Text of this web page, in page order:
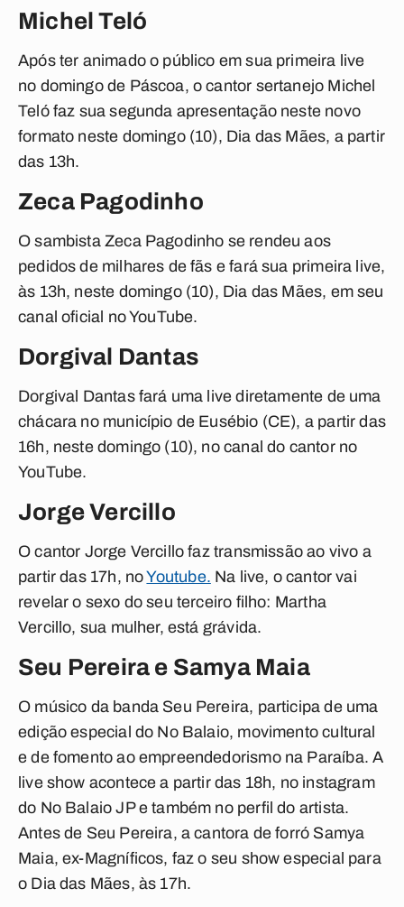
Michel Teló
Após ter animado o público em sua primeira live
no domingo de Páscoa, o cantor sertanejo Michel
Teló faz sua segunda apresentação neste novo
formato neste domingo (10), Dia das Mães, a partir
das 13h.
Zeca Pagodinho
O sambista Zeca Pagodinho se rendeu aos
pedidos de milhares de fãs e fará sua primeira live,
às 13h, neste domingo (10), Dia das Mães, em seu
canal oficial no YouTube.
Dorgival Dantas
Dorgival Dantas fará uma live diretamente de uma
chácara no município de Eusébio (CE), a partir das
16h, neste domingo (10), no canal do cantor no
YouTube.
Jorge Vercillo
O cantor Jorge Vercillo faz transmissão ao vivo a
partir das 17h, noYoutube. Na live, o cantor vai
revelar o sexo do seu terceiro filho: Martha
Vercillo, sua mulher, está grávida.
Seu Pereira e Samya Maia
O músico da banda Seu Pereira, participa de uma
edição especial do No Balaio, movimento cultural
e de fomento ao empreendedorismo na Paraíba. A
live show acontece a partir das 18h, no instagram
do No Balaio JP e também no perfil do artista.
Antes de Seu Pereira, a cantora de forró Samya
Maia, ex-Magníficos, faz o seu show especial para
o Dia das Mães, às 17h.